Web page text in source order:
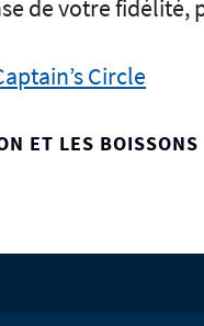
de votre fidélité,
Circle
ET LES BOISSONS